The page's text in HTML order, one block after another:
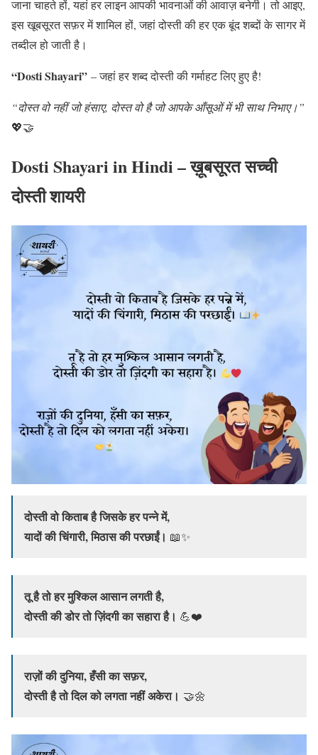
जाना चाहते हों, यहां हर लाइन आपकी भावनाओं की आवाज़ बनेगी। तो आइए,
इस खूबसूरत सफ़र में शामिल हों, जहां दोस्ती की हर एक बूंद शब्दों के सागर में
तब्दील हो जाती है।
“Dosti Shayari” – जहां हर शब्द दोस्ती की गर्माहट लिए हुए है!
“दोस्त वो नहीं जो हंसाए, दोस्त वो है जो आपके आँसूओं में भी साथ निभाए।”
💖🤝
Dosti Shayari in Hindi – ख़ूबसूरत सच्ची
दोस्ती शायरी
दोस्ती वो किताब है जिसके हर पन्ने में,
यादों की चिंगारी, मिठास की परछाईं। 📖✨
तू है तो हर मुश्किल आसान लगती है,
दोस्ती की डोर तो ज़िंदगी का सहारा है। 💪❤️
राज़ों की दुनिया, हँसी का सफ़र,
दोस्ती है तो दिल को लगता नहीं अकेरा। 🤝🌼